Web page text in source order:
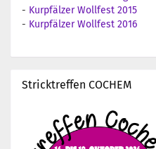
- Kurpfälzer Wollfest 2015
- Kurpfälzer Wollfest 2016
Stricktreffen COCHEM